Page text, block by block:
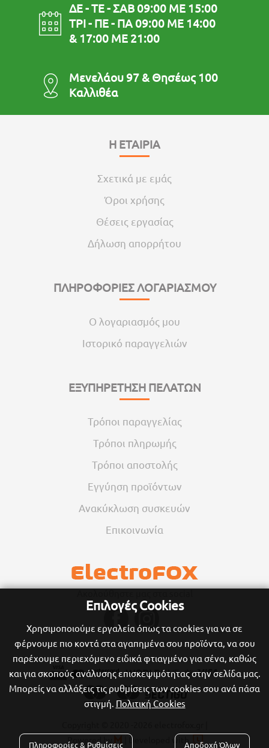
ΔΕ - ΤΕ - ΣΑΒ 09:00 ΜΕ 15:00
ΤΡΙ - ΠΕ - ΠΑ 09:00 ΜΕ 14:00
& 17:00 ΜΕ 21:00
Μενελάου 97 & Θησέως 100
Καλλιθέα
Η ΕΤΑΙΡΙΑ
Σχετικά με εμάς
Όροι χρήσης
Θέσεις εργασίας
Δήλωση απορρήτου
ΠΛΗΡΟΦΟΡΙΕΣ ΛΟΓΑΡΙΑΣΜΟΥ
Ο λογαριασμός μου
Ιστορικό παραγγελιών
ΕΞΥΠΗΡΕΤΗΣΗ ΠΕΛΑΤΩΝ
Τρόποι παραγγελίας
Τρόποι πληρωμής
Τρόποι αποστολής
Εγγύηση προϊόντων
Ανακύκλωση συσκευών
Επικοινωνία
Powered by
Developed with 
Επιλογές Cookies
Χρησιμοποιούμε εργαλεία όπως τα cookies για να σε
φέρνουμε πιο κοντά στα αγαπημένα σου προϊόντα, να σου
παρέχουμε περιεχόμενο ειδικά φτιαγμένο για σένα, καθώς
και για σκοπούς ανάλυσης επισκεψιμότητας στην σελίδα μας.
Μπορείς να αλλάξεις τις ρυθμίσεις των cookies σου ανά πάσα
στιγμή. Πολιτική Cookies
Πληροφορίες & Ρυθμίσεις Αποδοχή Όλων